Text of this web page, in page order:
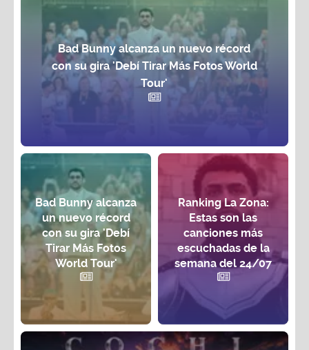
Bad Bunny alcanza un nuevo récord
con su gira 'Debí Tirar Más Fotos World
Tour'
Bad Bunny alcanza
un nuevo récord
con su gira 'Debí
Tirar Más Fotos
World Tour'
Ranking La Zona:
Estas son las
canciones más
escuchadas de la
semana del 24/07